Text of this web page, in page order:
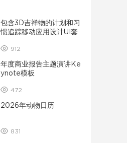
包含3D吉祥物的计划和习
惯追踪移动应用设计UI套
912
年度商业报告主题演讲Ke
ynote模板
472
2026年动物日历
831